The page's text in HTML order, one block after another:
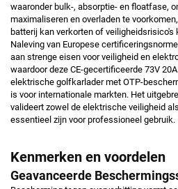
waaronder bulk-, absorptie- en floatfase,
maximaliseren en overladen te
batterij kan verkorten of veiligheidsrisico's
Naleving van Europese
aan strenge eisen voor veiligheid en
waardoor deze CE-gecertificeerde 73V
elektrische golfkarlader met OTP-
is voor internationale markten. Het
valideert zowel de elektrische veiligheid
essentieel zijn voor professioneel gebruik.
Kenmerken en voordelen
Geavanceerde